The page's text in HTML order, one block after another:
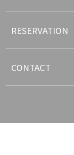
RESERVATION
CONTACT